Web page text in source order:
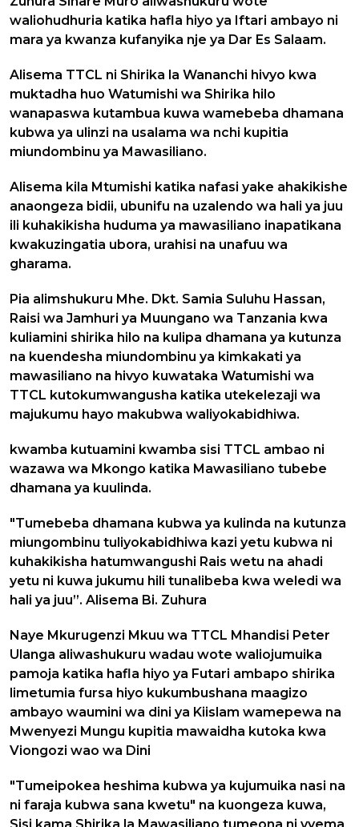
waliohudhuria katika hafla hiyo ya Iftari ambayo ni
mara ya kwanza kufanyika nje ya Dar Es Salaam.
Alisema TTCL ni Shirika la Wananchi hivyo kwa
muktadha huo Watumishi wa Shirika hilo
wanapaswa kutambua kuwa wamebeba dhamana
kubwa ya ulinzi na usalama wa nchi kupitia
miundombinu ya Mawasiliano.
Alisema kila Mtumishi katika nafasi yake ahakikishe
anaongeza bidii, ubunifu na uzalendo wa hali ya juu
ili kuhakikisha huduma ya mawasiliano inapatikana
kwakuzingatia ubora, urahisi na unafuu wa
gharama.
Pia alimshukuru Mhe. Dkt. Samia Suluhu Hassan,
Raisi wa Jamhuri ya Muungano wa Tanzania kwa
kuliamini shirika hilo na kulipa dhamana ya kutunza
na kuendesha miundombinu ya kimkakati ya
mawasiliano na hivyo kuwataka Watumishi wa
TTCL kutokumwangusha katika utekelezaji wa
majukumu hayo makubwa waliyokabidhiwa.
kwamba kutuamini kwamba sisi TTCL ambao ni
wazawa wa Mkongo katika Mawasiliano tubebe
dhamana ya kuulinda.
"Tumebeba dhamana kubwa ya kulinda na kutunza
miungombinu tuliyokabidhiwa kazi yetu kubwa ni
kuhakikisha hatumwangushi Rais wetu na ahadi
yetu ni kuwa jukumu hili tunalibeba kwa weledi wa
hali ya juu”. Alisema Bi. Zuhura
Naye Mkurugenzi Mkuu wa TTCL Mhandisi Peter
Ulanga aliwashukuru wadau wote waliojumuika
pamoja katika hafla hiyo ya Futari ambapo shirika
limetumia fursa hiyo kukumbushana maagizo
ambayo waumini wa dini ya Kiislam wamepewa na
Mwenyezi Mungu kupitia mawaidha kutoka kwa
Viongozi wao wa Dini
"Tumeipokea heshima kubwa ya kujumuika nasi na
ni faraja kubwa sana kwetu" na kuongeza kuwa,
Sisi kama Shirika la Mawasiliano tumeona ni vyema